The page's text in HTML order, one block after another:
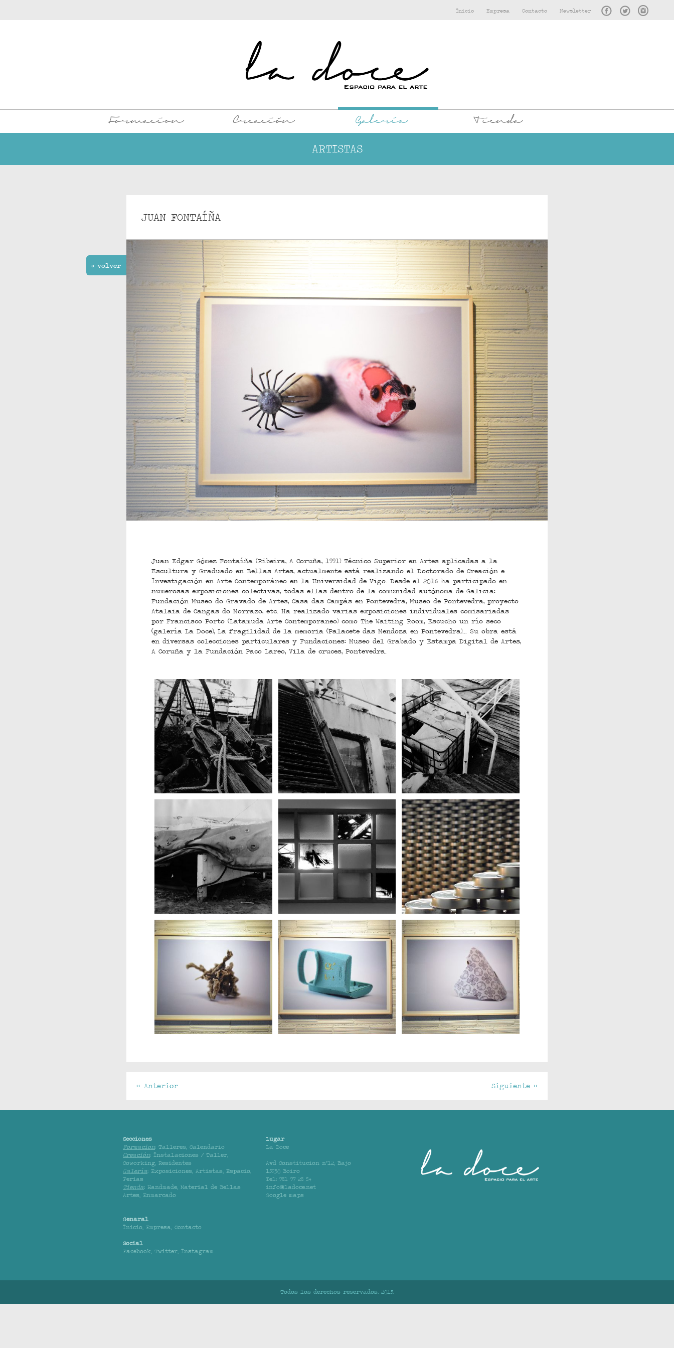
Inicio Empresa Contacto Newsletter
Formacion Creación Galería Tienda
ARTISTAS
<< volver
JUAN FONTAÍÑA
Juan Edgar Gómez Fontaíña (Ribeira, A Coruña, 1991) Técnico Superior en Artes aplicadas a la
Escultura y Graduado en Bellas Artes, actualmente está realizando el Doctorado de Creación e
Investigación en Arte Contemporáneo en la Universidad de Vigo. Desde el 2016 ha participado en
numerosas exposiciones colectivas, todas ellas dentro de la comunidad autónoma de Galicia:
Fundación Museo do Gravado de Artes, Casa das Campás en Pontevedra, Museo de Pontevedra, proyecto
Atalaia de Cangas do Morrazo, etc. Ha realizado varias exposiciones individuales comisariadas
por Francisco Porto (Latamuda Arte Contemporaneo) como The Waiting Room, Escucho un río seco
(galería La Doce), La fragilidad de la memoria (Palacete das Mendoza en Pontevedra)... Su obra está
en diversas colecciones particulares y Fundaciones: Museo del Grabado y Estampa Digital de Artes,
A Coruña y la Fundación Paco Lareo, Vila de cruces, Pontevedra.
<< Anterior Siguiente >>
Secciones
Formacion: Talleres, Calendario
Creación: Instalaciones / Taller,
Coworking, Residentes
Galería: Exposiciones, Artistas, Espacio,
Ferias
Tienda: Handmade, Material de Bellas
Artes, Enmarcado
Genaral
Inicio, Empresa, Contacto
Social
Facebook, Twitter, Instagram
Lugar
La Doce
Avd Constitucion nº12, Bajo
15930 Boiro
Tel: 981 97 28 54
info@ladoce.net
Google maps
Todos los derechos reservados. 2015.